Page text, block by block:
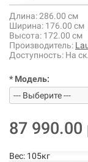
Длина:286.00 см
Ширина: 176.00 см
Высота: 172.00 см
Производитель:
Доступность: На
* Модель:
87 990.00
Вес: 105кг